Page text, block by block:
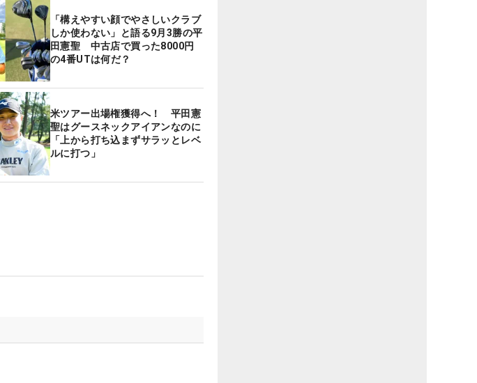
「構えやすい顔でやさしいクラブ
しか使わない」と語る9月3勝の平
田憲聖 中古店で買った8000円
の4番UTは何だ？
米ツアー出場権獲得へ！ 平田憲
聖はグースネックアイアンなのに
「上から打ち込まずサラッとレベ
ルに打つ」